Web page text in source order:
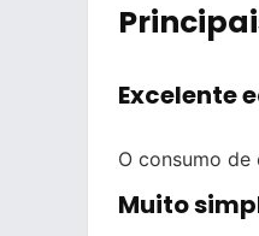
Excelente
O consumo
Muito